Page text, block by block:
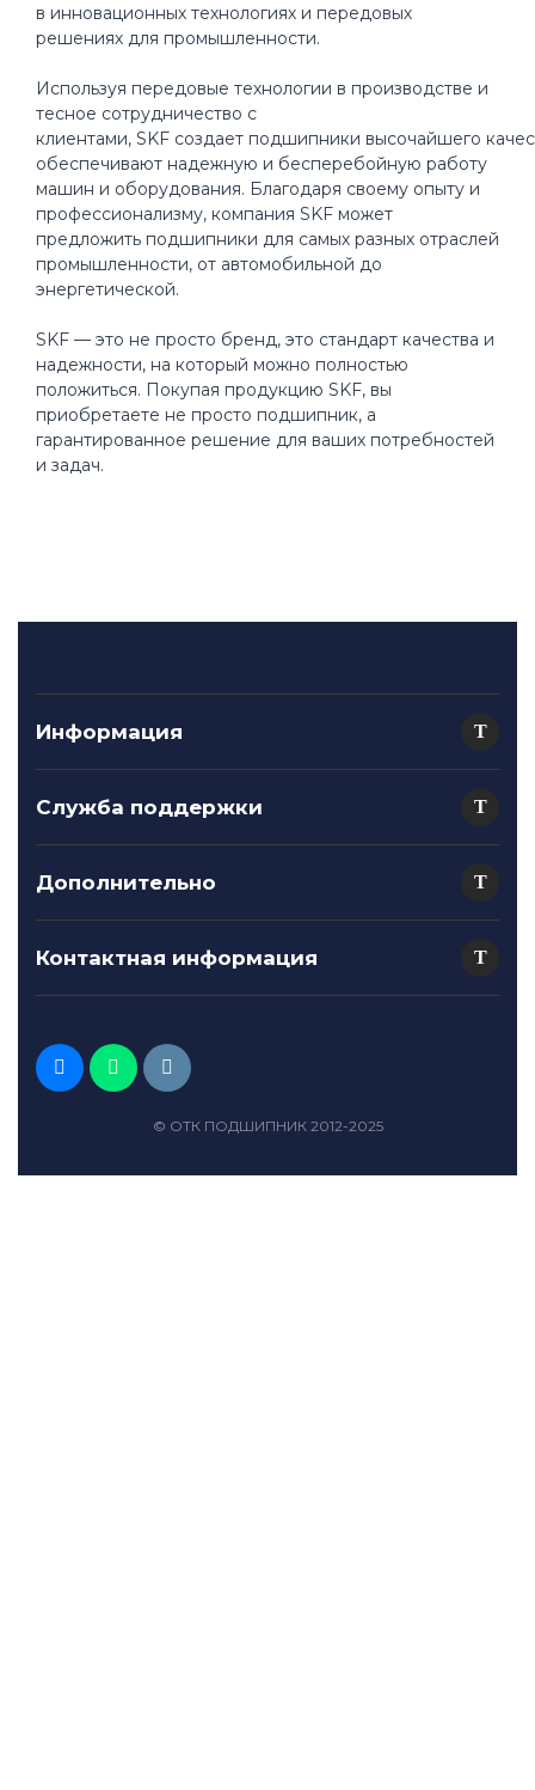
в инновационных технологиях и передовых
решениях для промышленности.
Используя передовые технологии в производстве и
тесное сотрудничество с
клиентами, SKF создает подшипники высочайшего
обеспечивают надежную и бесперебойную работу
машин и оборудования. Благодаря своему опыту и
профессионализму, компания SKF может
предложить подшипники для самых разных отраслей
промышленности, от автомобильной до
энергетической.
SKF — это не просто бренд, это стандарт качества и
надежности, на который можно полностью
положиться. Покупая продукцию SKF, вы
приобретаете не просто подшипник, а
гарантированное решение для ваших потребностей
и задач.
Информация
Служба поддержки
Дополнительно
Контактная информация
© ОТК ПОДШИПНИК 2012-2025